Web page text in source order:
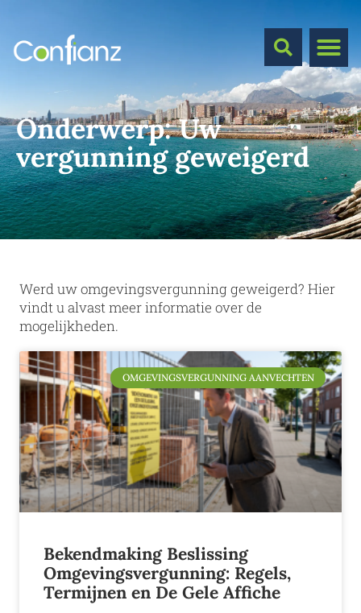
Onderwerp:Uw
vergunning geweigerd
Werd uw omgevingsvergunning geweigerd? Hier
vindt u alvast meer informatie over de
mogelijkheden.
OMGEVINGSVERGUNNING AANVECHTEN
Bekendmaking Beslissing
Omgevingsvergunning: Regels,
Termijnen en De Gele Affiche